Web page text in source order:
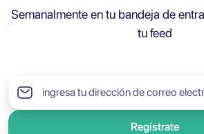
Semanalmente en tu bandeja de
tu feed
Regístrate